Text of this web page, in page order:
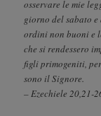
osservare le mie
giorno del sabato
ordini non buoni e
che si rendessero
figli primogeniti,
sono il Signore.
– Ezechiele 20,21-